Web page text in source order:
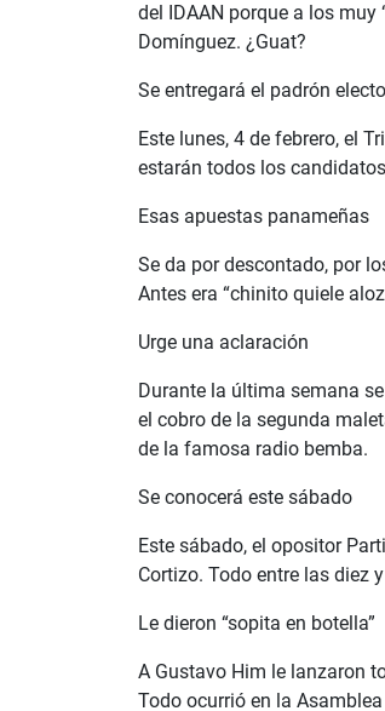
del IDAAN porque a los muy
Domínguez. ¿Guat?
Se entregará el padrón
Este lunes, 4 de febrero, el
estarán todos los
Esas apuestas panameñas
Se da por descontado, por
Antes era “chinito quiele
Urge una aclaración
Durante la última semana
el cobro de la segunda
de la famosa radio bemba.
Se conocerá este sábado
Este sábado, el opositor
Cortizo. Todo entre las diez
Le dieron “sopita en botella”
A Gustavo Him le lanzaron
Todo ocurrió en la